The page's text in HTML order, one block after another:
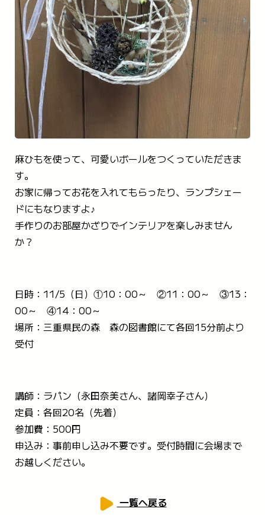
麻ひもを使って、可愛いボールをつくっていただきま
す。
お家に帰ってお花を入れてもらったり、ランプシェー
ドにもなりますよ♪
手作りのお部屋かざりでインテリアを楽しみません
か？
日時：11/5（日）①10：00～ ②11：00～ ③13：
00～ ④14：00～
場所：三重県民の森 森の図書館にて各回15分前より
受付
講師：ラパン（永田奈美さん、諸岡幸子さん）
定員：各回20名（先着）
参加費：500円
申込み：事前申し込み不要です。受付時間に会場まで
お越しください。
一覧へ戻る